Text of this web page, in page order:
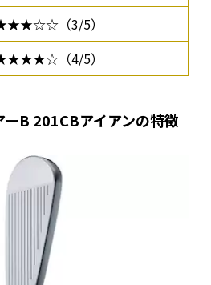
（3/5）
（4/5）
B 201CBアイアンの特徴